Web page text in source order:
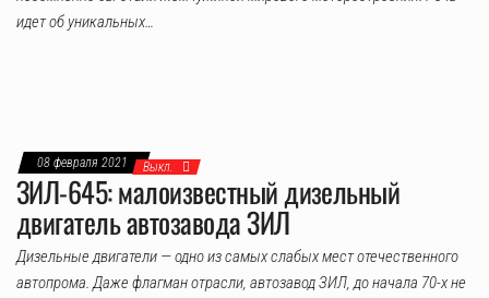
идет об уникальных…
08 февраля 2021 Выкл.
ЗИЛ-645: малоизвестный дизельный
двигатель автозавода ЗИЛ
Дизельные двигатели — одно из самых слабых мест отечественного
автопрома. Даже флагман отрасли, автозавод ЗИЛ, до начала 70-х не